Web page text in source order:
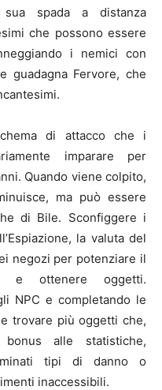
spada a distanza
che possono essere
i nemici con
guadagna Fervore, che
di attacco che i
imparare per
Quando viene colpito,
ma può essere
di Bile. Sconfiggere i
la valuta del
negozi per potenziare il
e ottenere oggetti.
NPC e completando le
trovare più oggetti che,
alle statistiche,
tipi di danno o
inaccessibili.